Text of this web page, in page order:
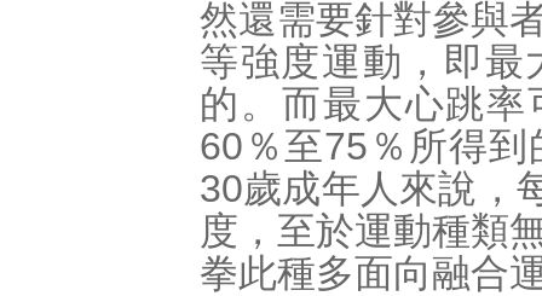
然還需要針對參與
等強度運動，即最
的。而最大心跳
60％至75％所得
30歲成年人來說，
度，至於運動種類
拳此種多面向融合